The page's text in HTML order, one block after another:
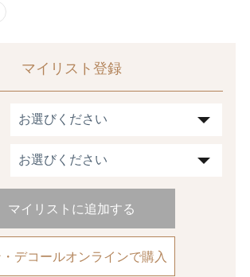
マイリスト登録
マイリストに追加する
デコールオンラインで購入